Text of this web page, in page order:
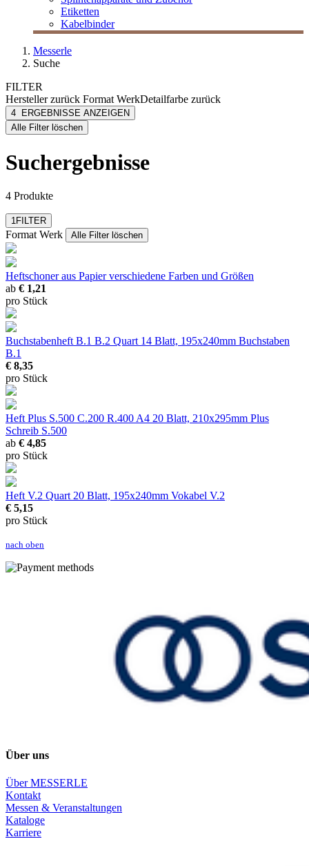
Etiketten
Kabelbinder
Messerle
Suche
FILTER
Herstellerzurück Format Werk
Format Werk
[e] one
3M
mehr anzeigen
Detailfarbe zurück
4
ERGEBNISSE ANZEIGEN
Alle Filter löschen
Suchergebnisse
4 Produkte
1FILTER
Format Werk Alle Filter löschen
Heftschoner aus Papierverschiedene Farben und Größen
ab € 1,21
pro Stück
Buchstabenheft B.1 B.2 Quart 14 Blatt, 195x240mm Buchstaben
B.1
€ 8,35
pro Stück
Heft Plus S.500 C.200 R.400 A4 20 Blatt, 210x295mm Plus
Schreib S.500
ab € 4,85
pro Stück
Heft V.2 Quart 20 Blatt, 195x240mm Vokabel V.2
€ 5,15
pro Stück
nach oben
Über uns
Über MESSERLE
Kontakt
Messen & Veranstaltungen
Kataloge
Karriere